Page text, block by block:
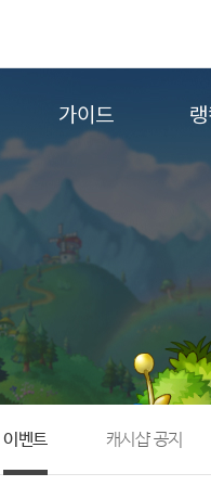
가이드
게임정보
직업소개
확률형 아이템
NEXON NOW
이벤트 캐시샵 공지